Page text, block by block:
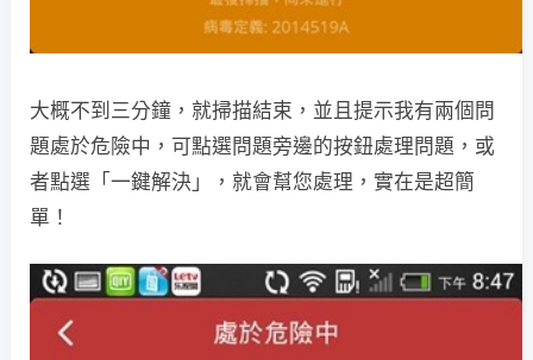
大概不到三分鐘，就掃描結束，並且提示我有兩個問
題處於危險中，可點選問題旁邊的按鈕處理問題，或
者點選「一鍵解決」，就會幫您處理，實在是超簡
單！